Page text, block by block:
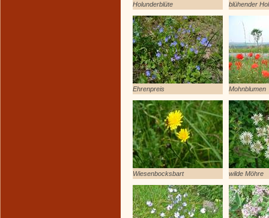
Holunderblüte blühender
Ehrenpreis Mohnblumen
Wiesenbocksbart wilde Möhre